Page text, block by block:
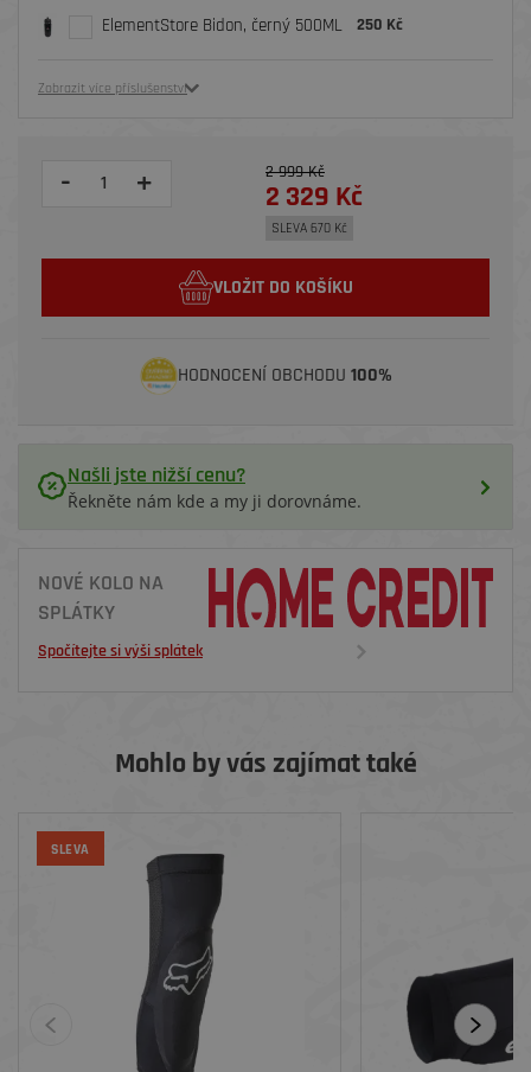
ElementStore Bidon, černý 500ML 250 Kč
Zobrazit více příslušenství
- + 2 999 Kč
2 329 Kč
SLEVA 670 Kč
VLOŽIT DO KOŠÍKU
HODNOCENÍ OBCHODU 100%
Našli jste nižší cenu?
Řekněte nám kde a my ji dorovnáme.
NOVÉ KOLO NA
SPLÁTKY
Spočítejte si výši splátek
Mohlo by vás zajímat také
SLEVA